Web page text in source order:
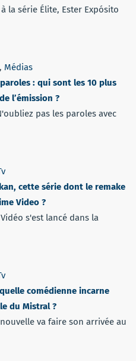
la série Élite, Ester Expósito
, Médias
: qui sont les 10 plus
l’émission ?
pas les paroles avec
cette série dont le remake
Video ?
s'est lancé dans la
comédienne incarne
du Mistral ?
va faire son arrivée au